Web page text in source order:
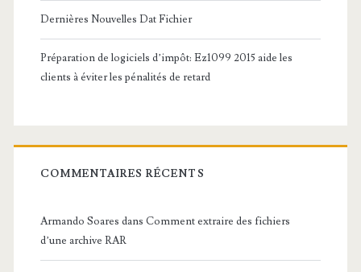
Dernières Nouvelles Dat Fichier
Préparation de logiciels d’impôt: Ez1099 2015 aide les
clients à éviter les pénalités de retard
COMMENTAIRES RÉCENTS
Armando Soares dans Comment extraire des fichiers
d’une archive RAR